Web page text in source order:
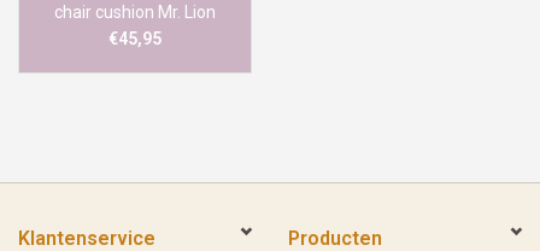
chair cushion Mr. Lion
€45,95
Klantenservice Producten